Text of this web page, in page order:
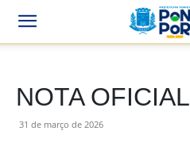
NOTA OFICIAL
31 de março de 2026